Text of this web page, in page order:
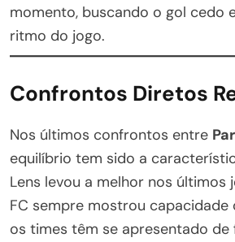
momento, buscando o gol cedo
ritmo do jogo.
Confrontos Diretos
Nos últimos confrontos entre
equilíbrio tem sido a
Lens levou a melhor nos últimos
FC sempre mostrou capacidade
os times têm se apresentado